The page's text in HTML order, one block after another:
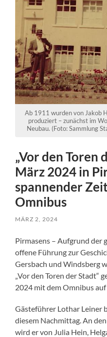
Ab 1911 wurden von Jakob
produziert – zunächst im
Neubau. (Foto: Sammlung
„Vor den Toren
März 2024 in
spannender
Omnibus
MÄRZ 2, 2024
Pirmasens – Aufgrund der
offene Führung zur
Gersbach und Windsberg
„Vor den Toren der Stadt“
2024 mit dem Omnibus
Gästeführer Lothar Leiner
diesem Nachmittag. An
wird er von Julia Hein,